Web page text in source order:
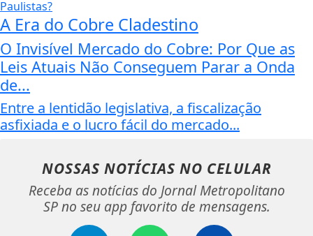
A Era do Cobre Cladestino
O Invisível Mercado do Cobre: Por Que as
Leis Atuais Não Conseguem Parar a Onda
de...
Entre a lentidão legislativa, a fiscalização
asfixiada e o lucro fácil do mercado...
NOSSAS NOTÍCIAS NO CELULAR
Receba as notícias do Jornal Metropolitano
SP no seu app favorito de mensagens.